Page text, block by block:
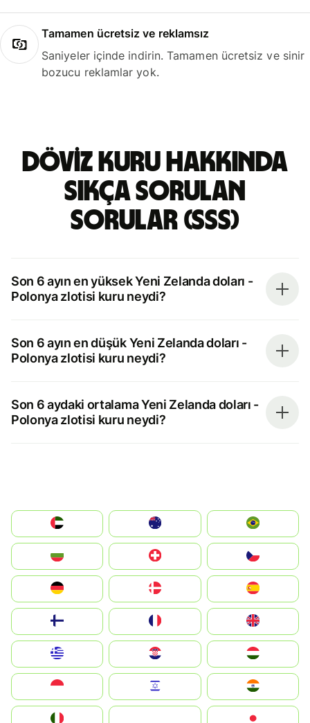
Tamamen ücretsiz ve reklamsız
Saniyeler içinde indirin. Tamamen ücretsiz ve sinir
bozucu reklamlar yok.
döviz kuru hakkında
sıkça sorulan
sorular (SSS)
Son 6 ayın en yüksek Yeni Zelanda doları -
Polonya zlotisi kuru neydi?
Son 6 ayın en düşük Yeni Zelanda doları -
Polonya zlotisi kuru neydi?
Son 6 aydaki ortalama Yeni Zelanda doları -
Polonya zlotisi kuru neydi?
الإمارات العربية المتحدة
Switzerland
Deutschland
United Kingdom
Magyarország